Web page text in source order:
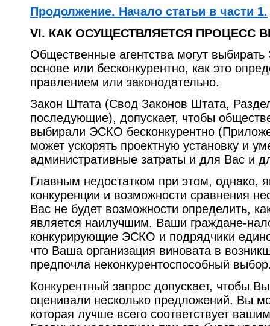
Продолжение. Начало статьи в части 1.
VI. КАК ОСУЩЕСТВЛЯЕТСЯ ПРОЦЕСС
Общественные агентства могут
основе или бесконкурентно, как это
правлением или законодательно.
Закон Штата (Свод Законов Штата,
последующие), допускает, чтобы
выбирали ЭСКО бесконкурентно
может ускорять проектную установку и
административные затраты и для Вас и
Главным недостатком при этом, однако,
конкуренции и возможности сравнения
Вас не будет возможности определить,
является наилучшим. Ваши граждане-
конкурирующие ЭСКО и подрядчики
что Ваша организация виновата в
предпочла неконкурентоспособный
Конкурентный запрос допускает, чтобы
оценивали несколько предложений. Вы
которая лучше всего соответствует